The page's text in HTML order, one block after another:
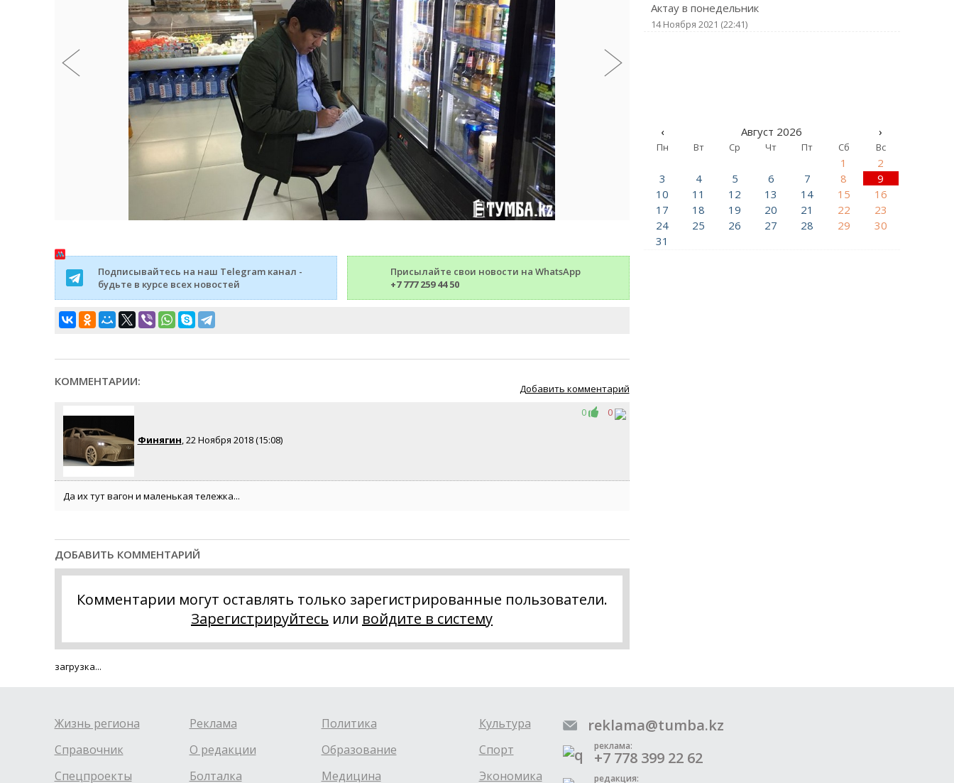
Подписывайтесь на наш Telegram канал -
будьте в курсе всех новостей
Присылайте свои новости на WhatsApp
+7 777 259 44 50
КОММЕНТАРИИ:
Добавить комментарий
Финягин, 22 Ноября 2018 (15:08)
0 0
Да их тут вагон и маленькая тележка...
ДОБАВИТЬ КОММЕНТАРИЙ
Комментарии могут оставлять только зарегистрированные пользователи.
Зарегистрируйтесь или войдите в систему
загрузка...
Актау в понедельник
14 Ноября 2021 (22:41)
‹ Август 2026 ›
Пн Вт Ср Чт Пт Сб Вс
1
2
3
4 5 6 7 8
9
10
11 12 13 14 15
16
17
18 19 20 21 22
23
24
25 26 27 28 29
30
31
Жизнь региона
Справочник
Спецпроекты
Реклама
О редакции
Болталка
Политика
Образование
Медицина
Культура
Спорт
Экономика
reklama@tumba.kz
реклама:
+7 778 399 22 62
редакция: